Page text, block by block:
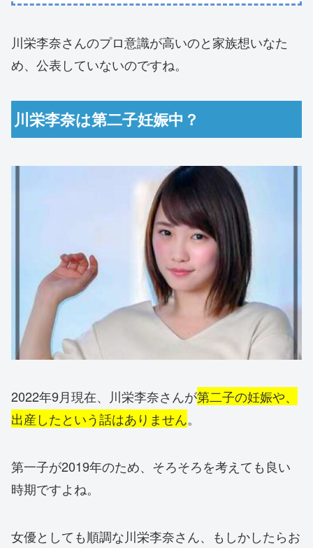
川栄李奈さんのプロ意識が高いのと家族想いなた
め、公表していないのですね。
川栄李奈は第二子妊娠中？
2022年9月現在、川栄李奈さんが第二子の妊娠や、
出産したという話はありません。
第一子が2019年のため、そろそろを考えても良い
時期ですよね。
女優としても順調な川栄李奈さん、もしかしたらお